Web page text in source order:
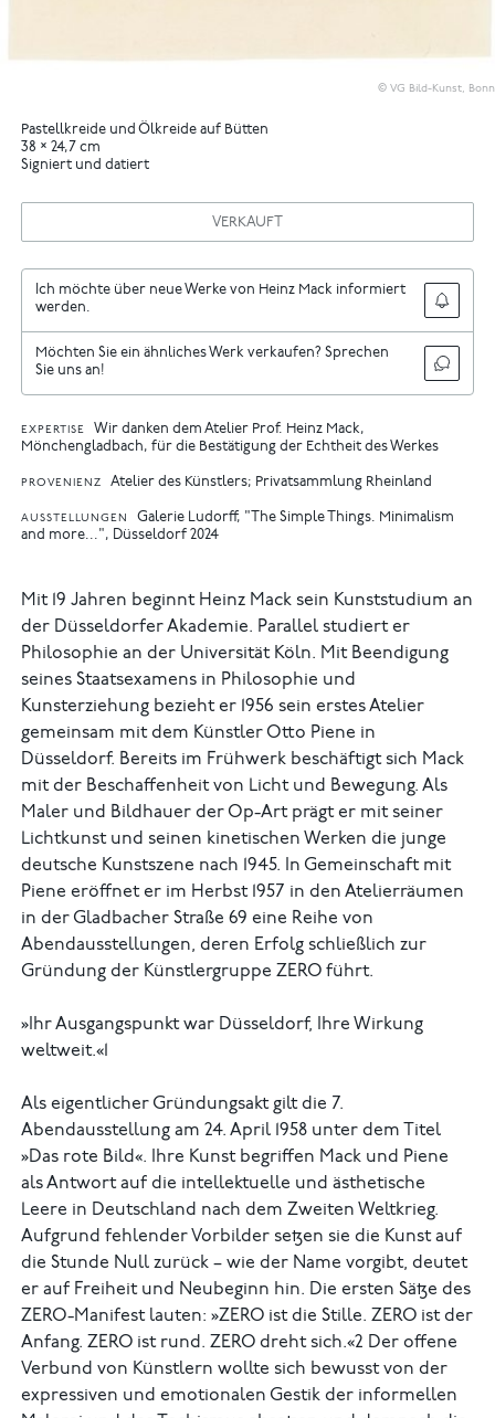
© VG Bild-Kunst, Bonn
Pastellkreide und Ölkreide auf Bütten
38 × 24,7 cm
Signiert und datiert
VERKAUFT
Ich möchte über neue Werke von Heinz Mack informiert
werden.
Möchten Sie ein ähnliches Werk verkaufen? Sprechen
Sie uns an!
EXPERTISE
Wir danken dem Atelier Prof. Heinz Mack,
Mönchengladbach, für die Bestätigung der Echtheit des Werkes
PROVENIENZ Atelier des Künstlers; Privatsammlung Rheinland
AUSSTELLUNGEN
Galerie Ludorff, "The Simple Things. Minimalism
and more...", Düsseldorf 2024
Mit 19 Jahren beginnt Heinz Mack sein Kunststudium an
der Düsseldorfer Akademie. Parallel studiert er
Philosophie an der Universität Köln. Mit Beendigung
seines Staatsexamens in Philosophie und
Kunsterziehung bezieht er 1956 sein erstes Atelier
gemeinsam mit dem Künstler Otto Piene in
Düsseldorf. Bereits im Frühwerk beschäftigt sich Mack
mit der Beschaffenheit von Licht und Bewegung. Als
Maler und Bildhauer der Op-Art prägt er mit seiner
Lichtkunst und seinen kinetischen Werken die junge
deutsche Kunstszene nach 1945. In Gemeinschaft mit
Piene eröffnet er im Herbst 1957 in den Atelierräumen
in der Gladbacher Straße 69 eine Reihe von
Abendausstellungen, deren Erfolg schließlich zur
Gründung der Künstlergruppe ZERO führt.
»Ihr Ausgangspunkt war Düsseldorf, Ihre Wirkung
weltweit.«1
Als eigentlicher Gründungsakt gilt die 7.
Abendausstellung am 24. April 1958 unter dem Titel
»Das rote Bild«. Ihre Kunst begriffen Mack und Piene
als Antwort auf die intellektuelle und ästhetische
Leere in Deutschland nach dem Zweiten Weltkrieg.
Aufgrund fehlender Vorbilder setzen sie die Kunst auf
die Stunde Null zurück – wie der Name vorgibt, deutet
er auf Freiheit und Neubeginn hin. Die ersten Sätze des
ZERO-Manifest lauten: »ZERO ist die Stille. ZERO ist der
Anfang. ZERO ist rund. ZERO dreht sich.«2 Der offene
Verbund von Künstlern wollte sich bewusst von der
expressiven und emotionalen Gestik der informellen